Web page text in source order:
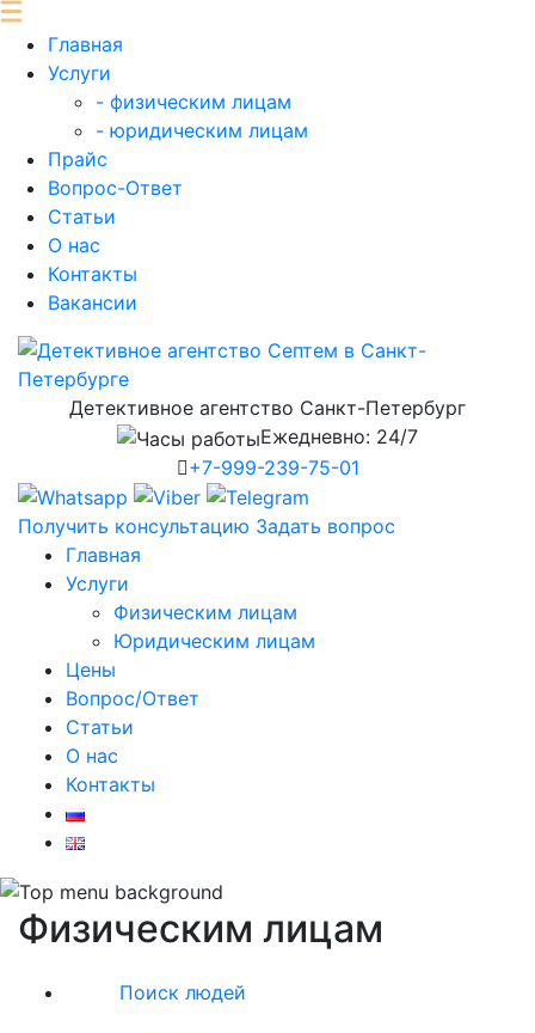
Главная
Услуги
- физическим лицам
- юридическим лицам
Прайс
Вопрос-Ответ
Статьи
О нас
Контакты
Вакансии
Детективное агентство Санкт-Петербург
Ежедневно: 24/7
+7-999-239-75-01
Получить консультацию Задать вопрос
Главная
Услуги
Физическим лицам
Юридическим лицам
Цены
Вопрос/Ответ
Статьи
О нас
Контакты
Физическим лицам
Поиск людей